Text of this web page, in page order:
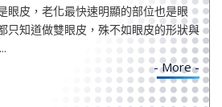
眼皮，老化最快速明顯的部位也是眼
只知道做雙眼皮，殊不如眼皮的形狀與
- More -